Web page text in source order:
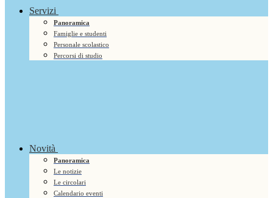
Servizi
Panoramica
Famiglie e studenti
Personale scolastico
Percorsi di studio
Novità
Panoramica
Le notizie
Le circolari
Calendario eventi